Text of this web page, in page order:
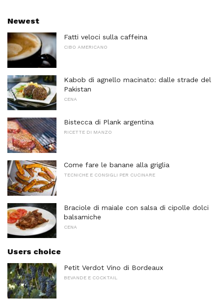
Newest
Fatti veloci sulla caffeina
CIBO AMERICANO
Kabob di agnello macinato: dalle strade del
Pakistan
CENA
Bistecca di Plank argentina
RICETTE DI MANZO
Come fare le banane alla griglia
TECNICHE E CONSIGLI PER CUCINARE
Braciole di maiale con salsa di cipolle dolci
balsamiche
CENA
Users choice
Petit Verdot Vino di Bordeaux
BEVANDE E COCKTAIL